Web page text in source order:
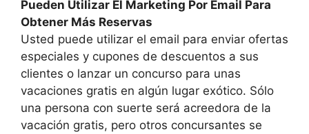
Pueden Utilizar El Marketing Por Email Para
Obtener Más Reservas
Usted puede utilizar el email para enviar ofertas
especiales y cupones de descuentos a sus
clientes o lanzar un concurso para unas
vacaciones gratis en algún lugar exótico. Sólo
una persona con suerte será acreedora de la
vacación gratis, pero otros concursantes se